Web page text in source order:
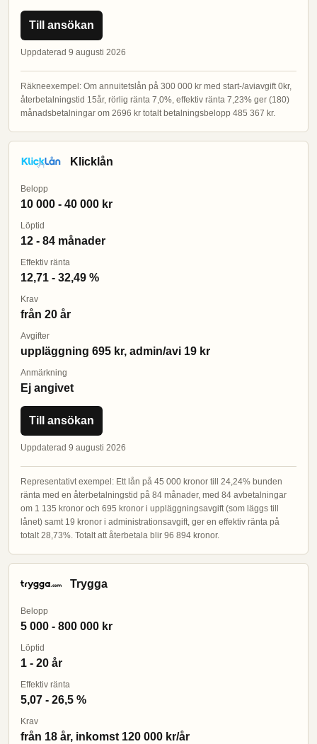
Till ansökan
Uppdaterad 9 augusti 2026
Räkneexempel: Om annuitetslån på 300 000 kr med start-/aviavgift 0kr,
återbetalningstid 15år, rörlig ränta 7,0%, effektiv ränta 7,23% ger (180)
månadsbetalningar om 2696 kr totalt betalningsbelopp 485 367 kr.
Klicklån
Belopp
10 000 - 40 000 kr
Löptid
12 - 84 månader
Effektiv ränta
12,71 - 32,49 %
Krav
från 20 år
Avgifter
uppläggning 695 kr, admin/avi 19 kr
Anmärkning
Ej angivet
Till ansökan
Uppdaterad 9 augusti 2026
Representativt exempel: Ett lån på 45 000 kronor till 24,24% bunden
ränta med en återbetalningstid på 84 månader, med 84 avbetalningar
om 1 135 kronor och 695 kronor i uppläggningsavgift (som läggs till
lånet) samt 19 kronor i administrationsavgift, ger en effektiv ränta på
totalt 28,73%. Totalt att återbetala blir 96 894 kronor.
Trygga
Belopp
5 000 - 800 000 kr
Löptid
1 - 20 år
Effektiv ränta
5,07 - 26,5 %
Krav
från 18 år, inkomst 120 000 kr/år